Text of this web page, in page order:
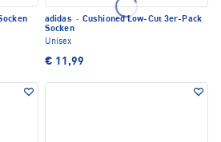
adidas · Cushioned Low-Cut 3er-Pack
Socken
Unisex
€ 11,99